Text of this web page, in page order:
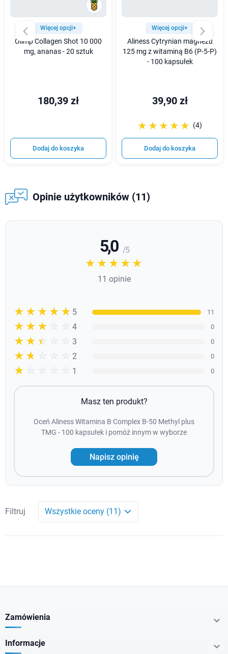
Więcej opcji+
Olimp Collagen Shot 10 000
mg, ananas - 20 sztuk
180,39 zł
Dodaj do koszyka
Więcej opcji+
Aliness Cytrynian magnezu
125 mg z witaminą B6 (P-5-P)
- 100 kapsułek
39,90 zł
☆☆☆☆☆
★★★★★ (4)
Dodaj do koszyka
Opinie użytkowników (11)
5,0 / 5
☆☆☆☆☆
★★★★★
11 opinie
☆☆☆☆☆
★★★★★ 5 11
☆☆☆☆☆
★★★★ 4 0
☆☆☆☆☆
★★★ 3 0
☆☆☆☆☆
★★ 2 0
☆☆☆☆☆
★ 1 0
Masz ten produkt?
Oceń Aliness Witamina B Complex B-50 Methyl plus
TMG - 100 kapsułek i pomóż innym w wyborze
Napisz opinię
Filtruj Wszystkie oceny (11)
Zamówienia 
Informacje 